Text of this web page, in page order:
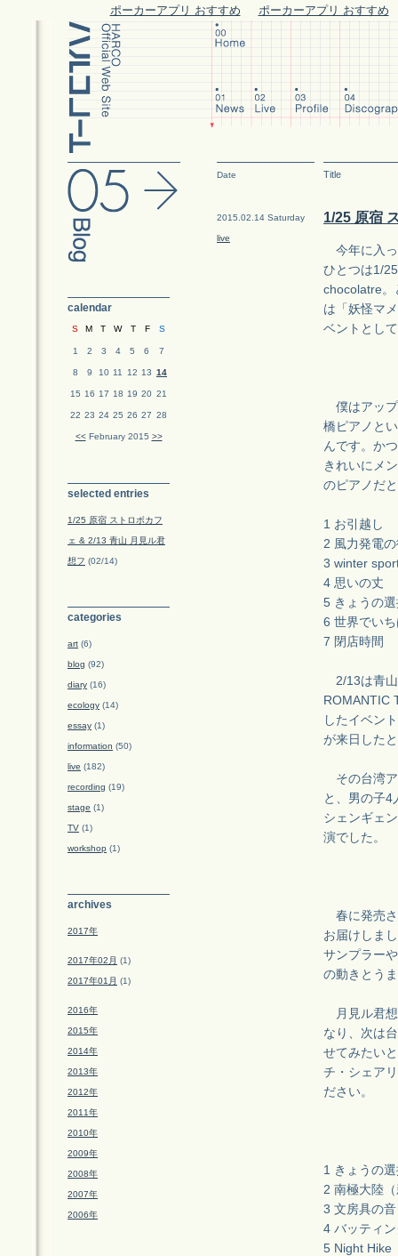
ポーカーアプリ おすすめ ポーカーアプリ おすすめ
Date Title
2015.02.14 Saturday
live
1/25 原宿
今年に入っ
ひとつは1/
chocolatre。
は「妖怪マ
ベントとし
僕はアップ
橋ピアノと
んです。か
きれいにメ
のピアノだ
1 お引越し
2 風力発電
3 winter
4 思いの丈
5 きょうの
6 世界でい
7 閉店時間
2/13は青山
ROMANTIC
したイベン
が来日した
その台湾ア
と、男の子4
シェンギェ
演でした。
春に発売さ
お届けしま
サンプラー
の動きとう
月見ル君想
なり、次は
せてみたい
チ・シェア
ださい。
1 きょうの
2 南極大陸
3 文房具の音
4 バッティ
5 Night Hike
calendar
S M T W T F S
1 2 3 4 5 6 7
8 9 10 11 12 13 14
15 16 17 18 19 20 21
22 23 24 25 26 27 28
<<February 2015 >>
selected entries
1/25 原宿 ストロボカフ
ェ & 2/13 青山 月見ル君
想フ (02/14)
categories
art (6)
blog (92)
diary (16)
ecology (14)
essay (1)
information (50)
live (182)
recording (19)
stage (1)
TV (1)
workshop (1)
archives
2017年
2017年02月 (1)
2017年01月 (1)
2016年
2015年
2014年
2013年
2012年
2011年
2010年
2009年
2008年
2007年
2006年